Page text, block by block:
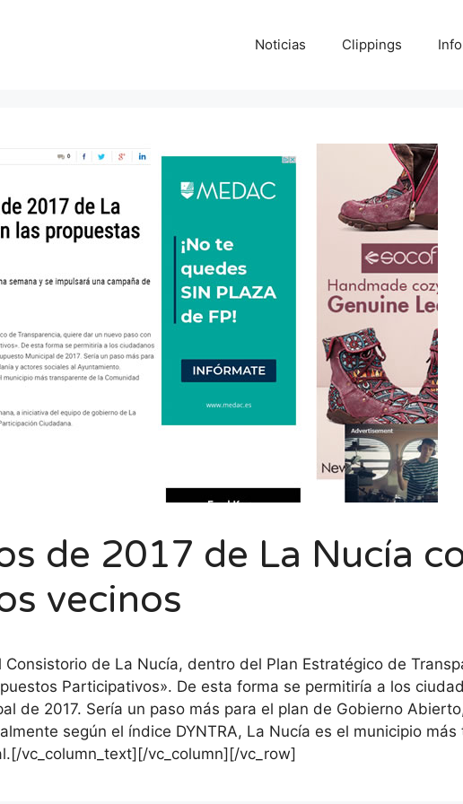
Noticias Clippings
de 2017 de La Nucía
vecinos
de La Nucía, dentro del Plan Estratégico de
Participativos». De esta forma se permitiría a los
de 2017. Sería un paso más para el plan de Gobierno
según el índice DYNTRA, La Nucía es el municipio
vc_column_text][/vc_column][/vc_row]